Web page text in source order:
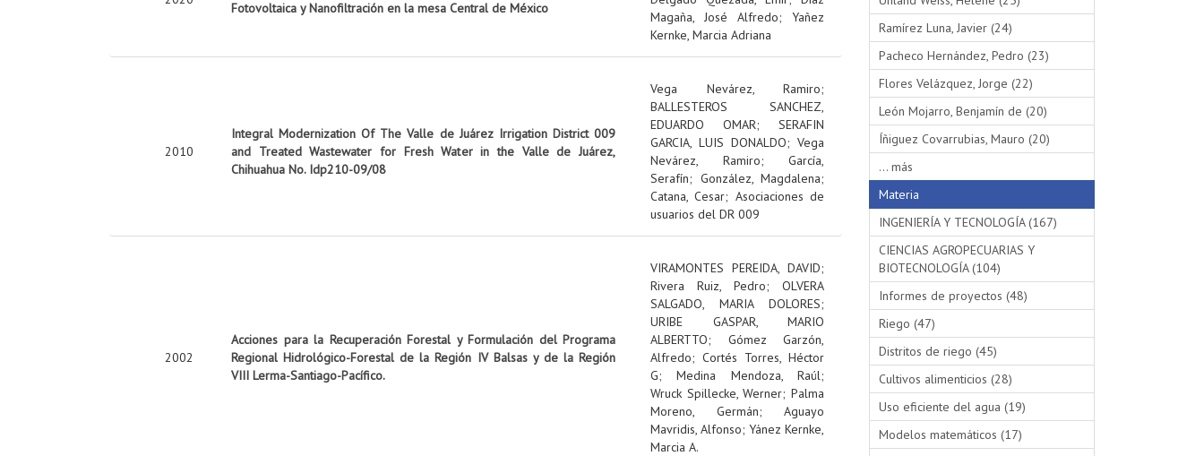
Fotovoltaica y Nanofiltración en la mesa Central de México
Magaña, José Alfredo; Yañez
Kernke, Marcia Adriana
2010
Integral Modernization Of The Valle de Juárez Irrigation District 009
and Treated Wastewater for Fresh Water in the Valle de Juárez,
Chihuahua No. Idp210-09/08
Vega Nevárez, Ramiro;
BALLESTEROS SANCHEZ,
EDUARDO OMAR; SERAFIN
GARCIA, LUIS DONALDO; Vega
Nevárez, Ramiro; García,
Serafín; González, Magdalena;
Catana, Cesar; Asociaciones de
usuarios del DR 009
2002
Acciones para la Recuperación Forestal y Formulación del Programa
Regional Hidrológico-Forestal de la Región IV Balsas y de la Región
VIII Lerma-Santiago-Pacífico.
VIRAMONTES PEREIDA, DAVID;
Rivera Ruiz, Pedro; OLVERA
SALGADO, MARIA DOLORES;
URIBE GASPAR, MARIO
ALBERTTO; Gómez Garzón,
Alfredo; Cortés Torres, Héctor
G;Medina Mendoza, Raúl;
Wruck Spillecke, Werner;Palma
Moreno, Germán; Aguayo
Mavridis, Alfonso; Yánez Kernke,
Marcia A.
Ramírez Luna, Javier (24)
Pacheco Hernández, Pedro (23)
Flores Velázquez, Jorge (22)
León Mojarro, Benjamín de (20)
Íñiguez Covarrubias, Mauro (20)
... más
Materia
INGENIERÍA Y TECNOLOGÍA (167)
CIENCIAS AGROPECUARIAS Y
BIOTECNOLOGÍA (104)
Informes de proyectos (48)
Riego (47)
Distritos de riego (45)
Cultivos alimenticios (28)
Uso eficiente del agua (19)
Modelos matemáticos (17)